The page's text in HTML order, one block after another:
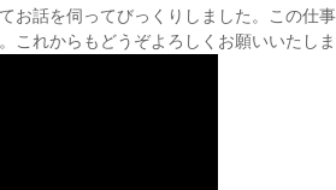
お話を伺ってびっくりしました。この仕
れからもどうぞよろしくお願いいたしま